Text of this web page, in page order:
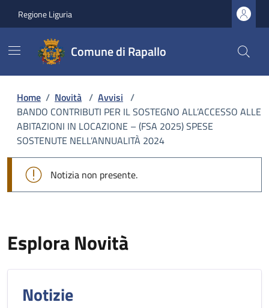
Regione Liguria
Comune di Rapallo
Home / Novità / Avvisi /
BANDO CONTRIBUTI PER IL SOSTEGNO ALL’ACCESSO ALLE
ABITAZIONI IN LOCAZIONE – (FSA 2025) SPESE
SOSTENUTE NELL’ANNUALITÀ 2024
Notizia non presente.
Esplora Novità
Notizie